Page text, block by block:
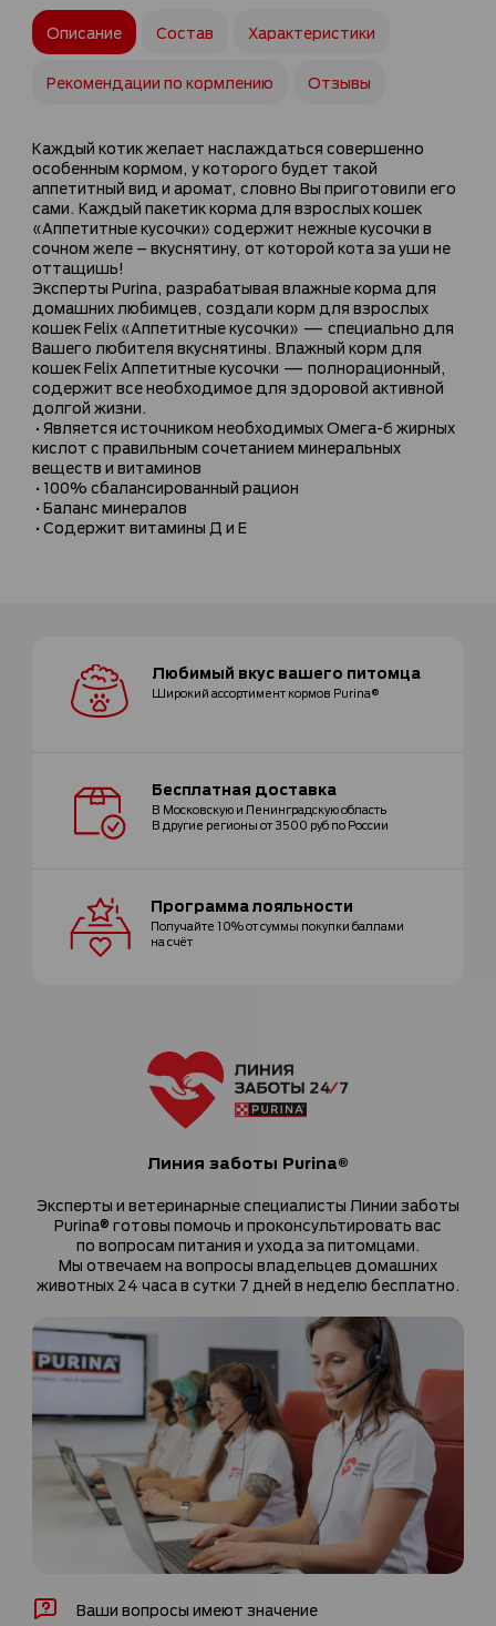
Описание
Каждый котик желает наслаждаться совершенно
особенным кормом, у которого будет такой
аппетитный вид и аромат, словно Вы приготовили его
сами. Каждый пакетик корма для взрослых кошек
«Аппетитные кусочки» содержит нежные кусочки в
сочном желе – вкуснятину, от которой кота за уши не
оттащишь!
Эксперты Purina, разрабатывая влажные корма для
домашних любимцев, создали корм для взрослых
кошек Felix «Аппетитные кусочки» — специально для
Вашего любителя вкуснятины. Влажный корм для
кошек Felix Аппетитные кусочки — полнорационный,
содержит все необходимое для здоровой активной
долгой жизни.
•Является источником необходимых Омега-6 жирных
кислот с правильным сочетанием минеральных
веществ и витаминов
•100% сбалансированный рацион
•Баланс минералов
•Содержит витамины Д и Е
Состав Характеристики
Рекомендации по кормлению Отзывы
Любимый вкусвашего питомца
Широкий ассортимент кормов Purina®
Бесплатная доставка
В Московскую и Ленинградскую область
В другие регионы от 3500 руб по России
Программалояльности
Получайте 10% от суммы покупки баллами
на счёт
Ваши вопросы имеют значение
Линия заботы Purina®
Эксперты и ветеринарные специалисты Линии заботы
Purina® готовы помочь и проконсультировать вас
по вопросам питания и ухода за питомцами.
Мы отвечаем на вопросы владельцев домашних
животных 24 часа в сутки 7 дней в неделю бесплатно.